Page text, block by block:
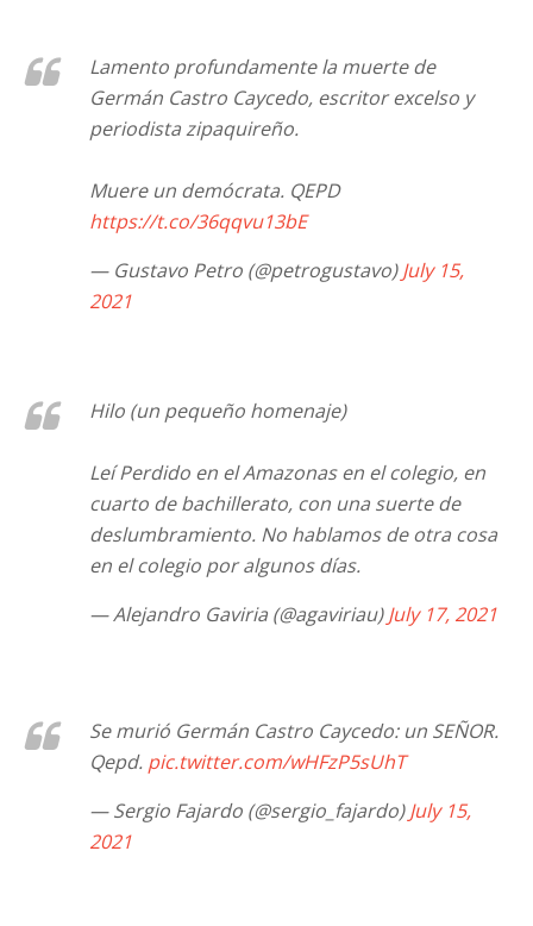
Lamento profundamente la muerte de
Germán Castro Caycedo, escritor excelso y
periodista zipaquireño.
Muere un demócrata. QEPD
https://t.co/36qqvu13bE
— Gustavo Petro (@petrogustavo)July 15,
2021
Hilo (un pequeño homenaje)
Leí Perdido en el Amazonas en el colegio, en
cuarto de bachillerato, con una suerte de
deslumbramiento. No hablamos de otra cosa
en el colegio por algunos días.
— Alejandro Gaviria (@agaviriau)July 17, 2021
Se murió Germán Castro Caycedo: un SEÑOR.
Qepd. pic.twitter.com/wHFzP5sUhT
— Sergio Fajardo (@sergio_fajardo)July 15,
2021